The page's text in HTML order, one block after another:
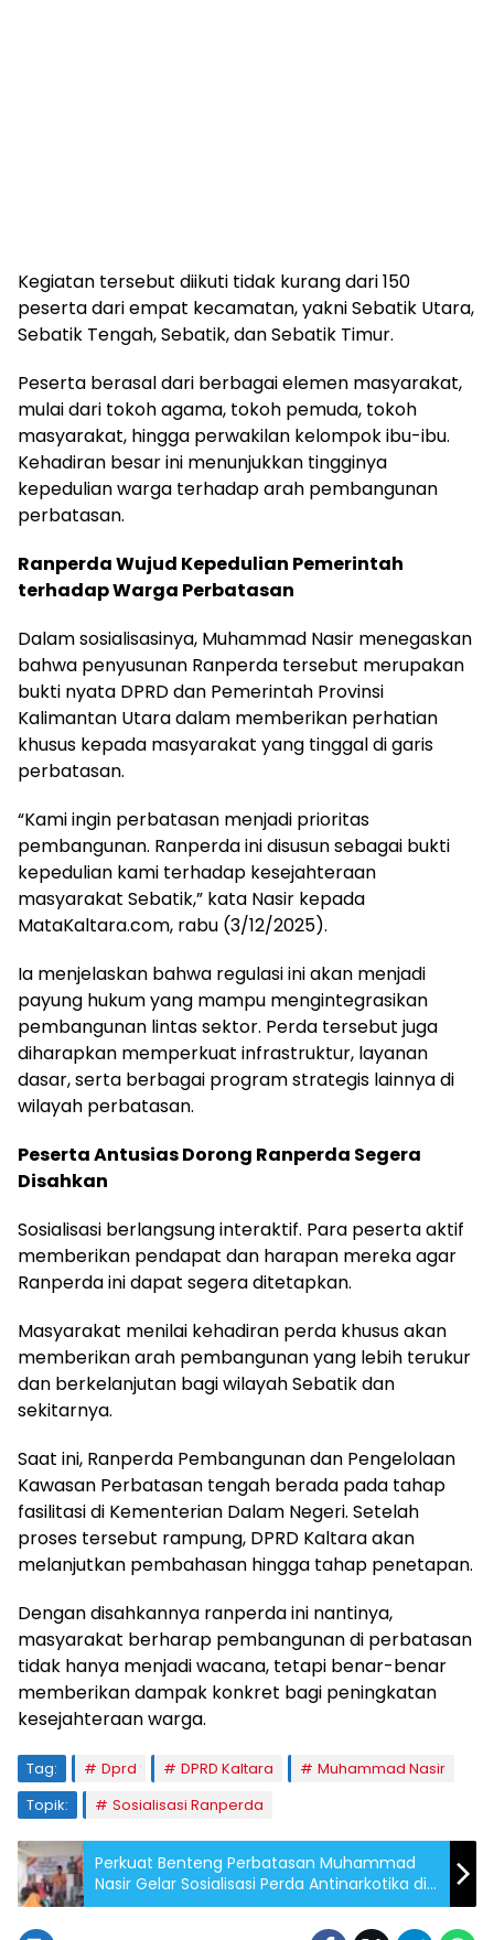
Kegiatan tersebut diikuti tidak kurang dari 150
peserta dari empat kecamatan, yakni Sebatik Utara,
Sebatik Tengah, Sebatik, dan Sebatik Timur.
Peserta berasal dari berbagai elemen masyarakat,
mulai dari tokoh agama, tokoh pemuda, tokoh
masyarakat, hingga perwakilan kelompok ibu-ibu.
Kehadiran besar ini menunjukkan tingginya
kepedulian warga terhadap arah pembangunan
perbatasan.
Ranperda Wujud Kepedulian Pemerintah
terhadap Warga Perbatasan
Dalam sosialisasinya, Muhammad Nasir menegaskan
bahwa penyusunan Ranperda tersebut merupakan
bukti nyata DPRD dan Pemerintah Provinsi
Kalimantan Utara dalam memberikan perhatian
khusus kepada masyarakat yang tinggal di garis
perbatasan.
“Kami ingin perbatasan menjadi prioritas
pembangunan. Ranperda ini disusun sebagai bukti
kepedulian kami terhadap kesejahteraan
masyarakat Sebatik,” kata Nasir kepada
MataKaltara.com, rabu (3/12/2025).
Ia menjelaskan bahwa regulasi ini akan menjadi
payung hukum yang mampu mengintegrasikan
pembangunan lintas sektor. Perda tersebut juga
diharapkan memperkuat infrastruktur, layanan
dasar, serta berbagai program strategis lainnya di
wilayah perbatasan.
Peserta Antusias Dorong Ranperda Segera
Disahkan
Sosialisasi berlangsung interaktif. Para peserta aktif
memberikan pendapat dan harapan mereka agar
Ranperda ini dapat segera ditetapkan.
Masyarakat menilai kehadiran perda khusus akan
memberikan arah pembangunan yang lebih terukur
dan berkelanjutan bagi wilayah Sebatik dan
sekitarnya.
Saat ini, Ranperda Pembangunan dan Pengelolaan
Kawasan Perbatasan tengah berada pada tahap
fasilitasi di Kementerian Dalam Negeri. Setelah
proses tersebut rampung, DPRD Kaltara akan
melanjutkan pembahasan hingga tahap penetapan.
Dengan disahkannya ranperda ini nantinya,
masyarakat berharap pembangunan di perbatasan
tidak hanya menjadi wacana, tetapi benar-benar
memberikan dampak konkret bagi peningkatan
kesejahteraan warga.
Tag: Dprd DPRD Kaltara
Muhammad Nasir
Topik:
Sosialisasi Ranperda
Perkuat Benteng Perbatasan Muhammad
Nasir Gelar Sosialisasi Perda Antinarkotika di
Nunukan